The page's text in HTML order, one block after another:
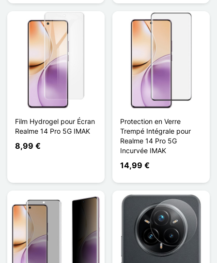
Film Hydrogel pour Écran
Realme 14 Pro 5G IMAK
8,99 €
Protection en Verre
Trempé Intégrale pour
Realme 14 Pro 5G
Incurvée IMAK
14,99 €